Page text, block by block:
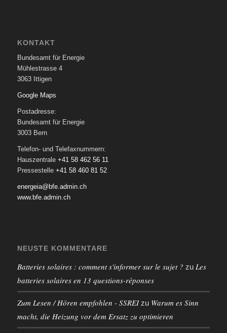
KONTAKT
Bundesamt für Energie
Mühlestrasse 4
3063 Ittigen
Google Maps
Postadresse:
Bundesamt für Energie
3003 Bern
Telefon- und Telefaxnummern:
Hauszentrale +41 58 462 56 11
Pressestelle +41 58 460 81 52
energeia@bfe.admin.ch
www.bfe.admin.ch
NEUSTE KOMMENTARE
Batteries solaires : comment s'informer sur le sujet ? zu Les
batteries solaires en 13 questions-réponses
Zum Lesen / Hören empfohlen - SSREIzu Warum es Sinn
macht, die Heizung vor dem Ersatz zu optimieren